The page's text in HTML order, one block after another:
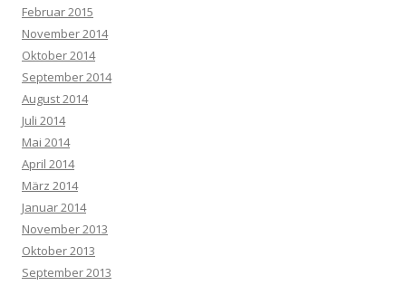
Februar 2015
November 2014
Oktober 2014
September 2014
August 2014
Juli 2014
Mai 2014
April 2014
März 2014
Januar 2014
November 2013
Oktober 2013
September 2013